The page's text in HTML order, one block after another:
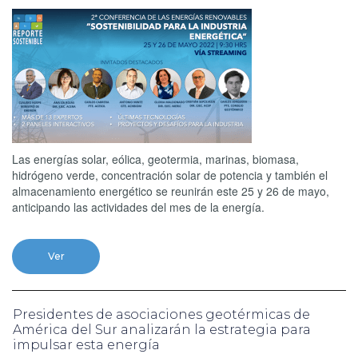
Las energías solar, eólica, geotermia, marinas, biomasa,
hidrógeno verde, concentración solar de potencia y también el
almacenamiento energético se reunirán este 25 y 26 de mayo,
anticipando las actividades del mes de la energía.
Ver
Presidentes de asociaciones geotérmicas de
América del Sur analizarán la estrategia para
impulsar esta energía